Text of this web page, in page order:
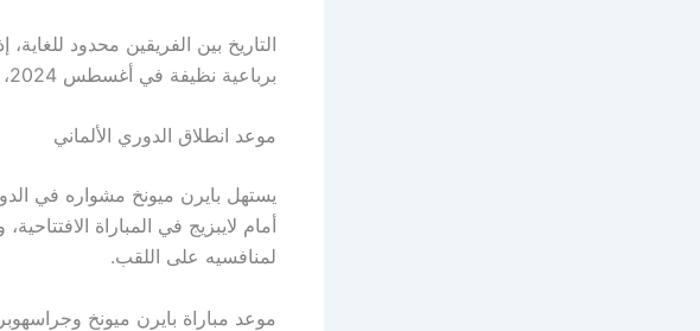
التاريخ بين الفريقين محدود
برباعية نظيفة في أغسطس 2024، ما يمنحه أفضلية معنوية طفيفة قبل مواجهة اليوم.
موعد انطلاق الدوري الألماني
أمام لايبزيج في المباراة
لمنافسيه على اللقب.
موعد مباراة بايرن ميونخ